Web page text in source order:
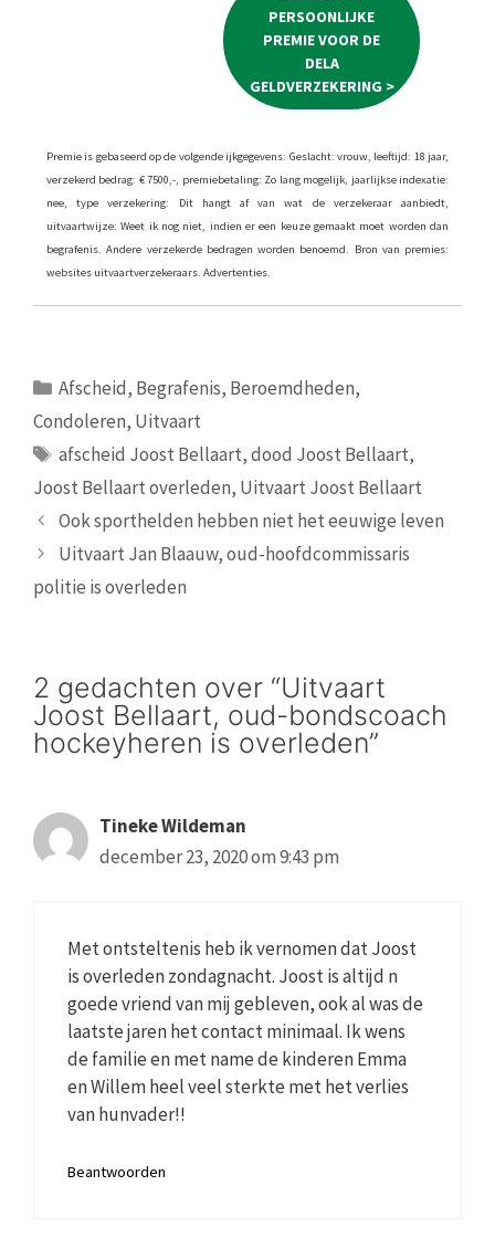
PERSOONLIJKE
PREMIE VOOR DE
DELA
GELDVERZEKERING >
Premie is gebaseerd op de volgende ijkgegevens: Geslacht: vrouw, leeftijd: 18 jaar,
verzekerd bedrag: € 7500,-, premiebetaling: Zo lang mogelijk, jaarlijkse indexatie:
nee, type verzekering: Dit hangt af van wat de verzekeraar aanbiedt,
uitvaartwijze: Weet ik nog niet, indien er een keuze gemaakt moet worden dan
begrafenis. Andere verzekerde bedragen worden benoemd. Bron van premies:
websites uitvaartverzekeraars. Advertenties.
Categorieën
Afscheid, Begrafenis, Beroemdheden,
Condoleren, Uitvaart
Tags
afscheid Joost Bellaart,dood Joost Bellaart,
Joost Bellaart overleden, Uitvaart Joost Bellaart
Ook sporthelden hebben niet het eeuwige leven
Uitvaart Jan Blaauw, oud-hoofdcommissaris
politie is overleden
2 gedachten over “Uitvaart
Joost Bellaart, oud-bondscoach
hockeyheren is overleden”
Tineke Wildeman
december 23, 2020 om 9:43 pm
Met ontsteltenis heb ik vernomen dat Joost
is overleden zondagnacht. Joost is altijd n
goede vriend van mij gebleven, ook al was de
laatste jaren het contact minimaal. Ik wens
de familie en met name de kinderen Emma
en Willem heel veel sterkte met het verlies
van hunvader!!
Beantwoorden